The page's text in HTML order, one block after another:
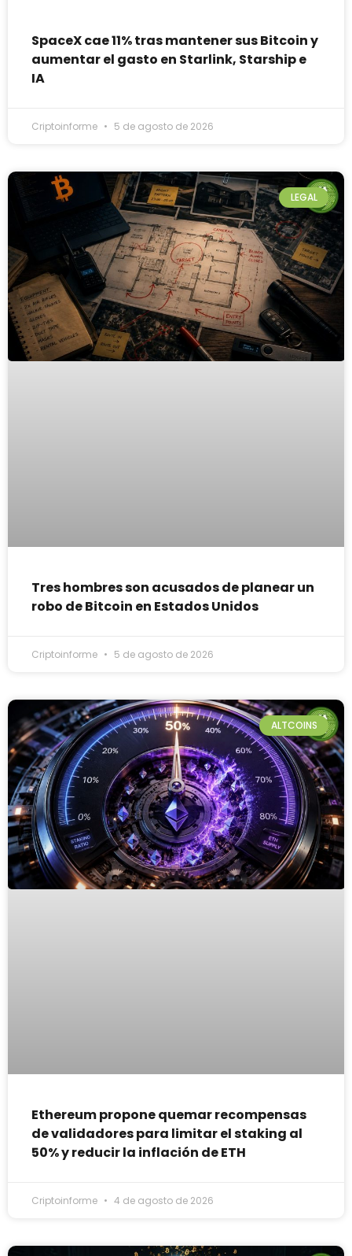
SpaceX cae 11% tras mantener sus Bitcoin y
aumentar el gasto en Starlink, Starship e
IA
Criptoinforme 5 de agosto de 2026
LEGAL
Tres hombres son acusados de planear un
robo de Bitcoin en Estados Unidos
Criptoinforme 5 de agosto de 2026
ALTCOINS
Ethereum propone quemar recompensas
de validadores para limitar el staking al
50% y reducir la inflación de ETH
Criptoinforme 4 de agosto de 2026